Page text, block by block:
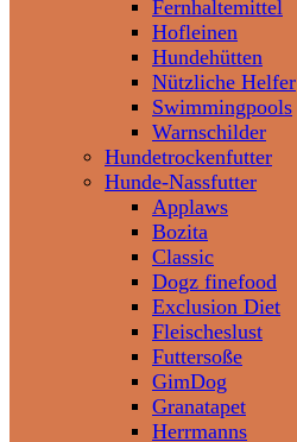
Fernhaltemittel
Hofleinen
Hundehütten
Nützliche Helfer
Swimmingpools
Warnschilder
Hundetrockenfutter
Hunde-Nassfutter
Applaws
Bozita
Classic
Dogz finefood
Exclusion Diet
Fleischeslust
Futtersoße
GimDog
Granatapet
Herrmanns